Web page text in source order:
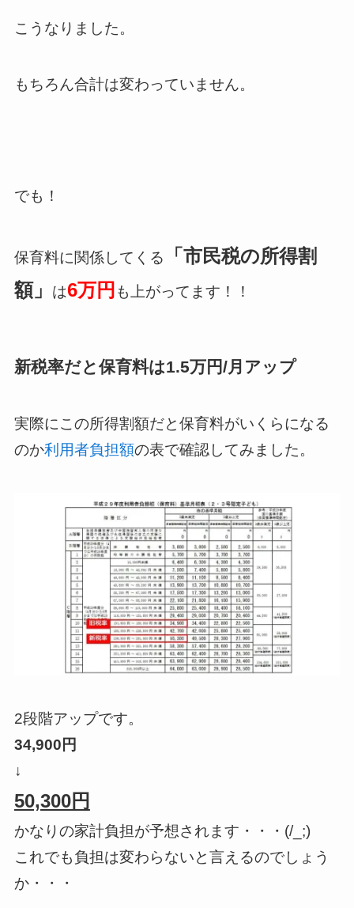
こうなりました。
もちろん合計は変わっていません。
でも！
保育料に関係してくる
「市民税の所得割
額」
は6万円 も上がってます！！
新税率だと保育料は1.5万円/月アップ
実際にこの所得割額だと保育料がいくらになる
のか利用者負担額の表で確認してみました。
2段階アップです。
34,900円
↓
50,300円
かなりの家計負担が予想されます・・・(/_;)
これでも負担は変わらないと言えるのでしょう
か・・・